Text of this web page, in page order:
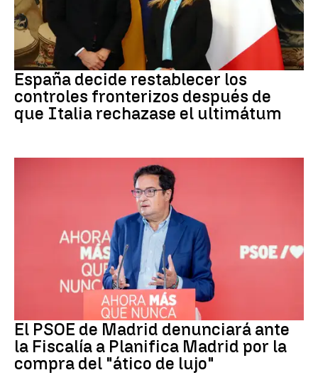
CRISIS MIGRATORIA
España decide restablecer los
controles fronterizos después de
que Italia rechazase el ultimátum
El PSOE de Madrid denunciará ante
la Fiscalía a Planifica Madrid por la
compra del "ático de lujo"